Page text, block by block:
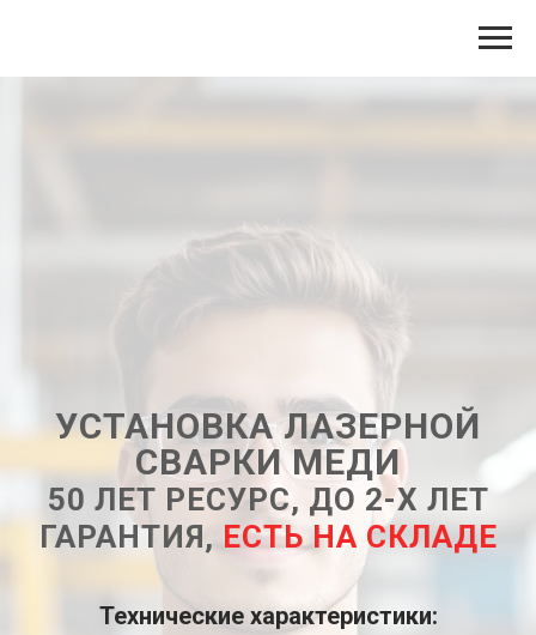
УСТАНОВКА ЛАЗЕРНОЙ
СВАРКИ МЕДИ
50 ЛЕТ РЕСУРС, ДО 2-Х ЛЕТ
ГАРАНТИЯ, ЕСТЬ НА СКЛАДЕ
Технические характеристики: